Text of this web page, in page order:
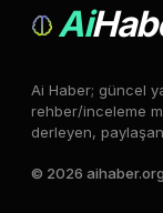
Ai
Ai Haber; güncel
rehber/inceleme
derleyen,
© 2026 aihaber.org